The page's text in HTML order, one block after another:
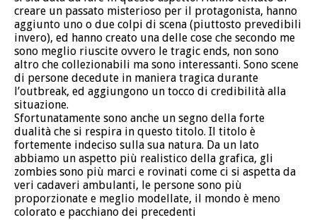
creare un passato misterioso per il protagonista, hanno
aggiunto uno o due colpi di scena (piuttosto prevedibili
invero), ed hanno creato una delle cose che secondo me
sono meglio riuscite ovvero le tragic ends, non sono
altro che collezionabili ma sono interessanti. Sono scene
di persone decedute in maniera tragica durante
l’outbreak, ed aggiungono un tocco di credibilità alla
situazione.
Sfortunatamente sono anche un segno della forte
dualità che si respira in questo titolo. Il titolo è
fortemente indeciso sulla sua natura. Da un lato
abbiamo un aspetto più realistico della grafica, gli
zombies sono più marci e rovinati come ci si aspetta da
veri cadaveri ambulanti, le persone sono più
proporzionate e meglio modellate, il mondo è meno
colorato e pacchiano dei precedenti